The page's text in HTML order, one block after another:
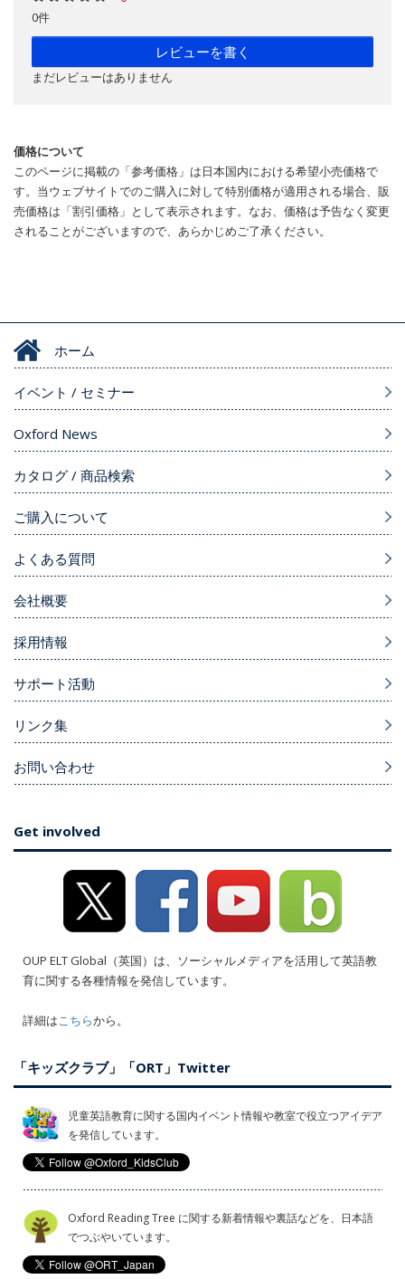
0件
レビューを書く
まだレビューはありません
価格について
このページに掲載の「参考価格」は日本国内における希望小売価格で
す。当ウェブサイトでのご購入に対して特別価格が適用される場合、販
売価格は「割引価格」として表示されます。なお、価格は予告なく変更
されることがございますので、あらかじめご了承ください。
ホーム
イベント / セミナー
Oxford News
カタログ / 商品検索
ご購入について
よくある質問
会社概要
採用情報
サポート活動
リンク集
お問い合わせ
Get involved
OUP ELT Global（英国）は、ソーシャルメディアを活用して英語教
育に関する各種情報を発信しています。
詳細はこちらから。
「キッズクラブ」「ORT」Twitter
児童英語教育に関する国内イベント情報や教室で役立つアイデア
を発信しています。
Oxford Reading Tree に関する新着情報や裏話などを、日本語
でつぶやいています。